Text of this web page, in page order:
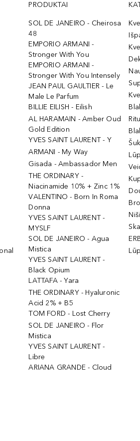
PRODUKTAI
SOL DE JANEIRO - Cheirosa
48
EMPORIO ARMANI -
Stronger With You
EMPORIO ARMANI -
Stronger With You Intensely
JEAN PAUL GAULTIER - Le
Male Le Parfum
BILLIE EILISH - Eilish
AL HARAMAIN - Amber Oud
Gold Edition
YVES SAINT LAURENT - Y
ARMANI - My Way
Gisada - Ambassador Men
THE ORDINARY -
Niacinamide 10% + Zinc 1%
VALENTINO - Born In Roma
Donna
YVES SAINT LAURENT -
MYSLF
SOL DE JANEIRO - Agua
Mistica
YVES SAINT LAURENT -
Black Opium
LATTAFA - Yara
THE ORDINARY - Hyaluronic
Acid 2% + B5
TOM FORD - Lost Cherry
SOL DE JANEIRO - Flor
Mistica
YVES SAINT LAURENT -
Libre
ARIANA GRANDE - Cloud